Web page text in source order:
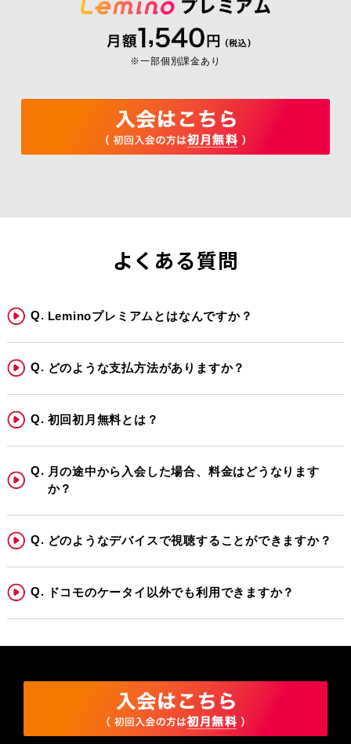
※一部個別課金あり
よくある質問
Leminoプレミアムとはなんですか？
どのような支払方法がありますか？
初回初月無料とは？
月の途中から入会した場合、料金はどうなります
か？
どのようなデバイスで視聴することができますか？
ドコモのケータイ以外でも利用できますか？